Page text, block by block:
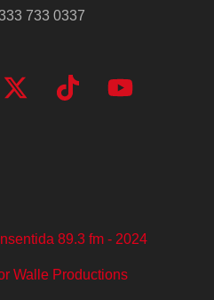
733 0337
89.3 fm - 2024
Walle Productions